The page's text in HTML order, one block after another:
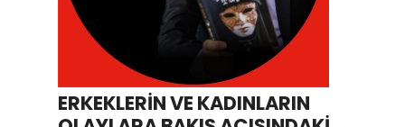
ERKEKLERİN VE KADINLARIN